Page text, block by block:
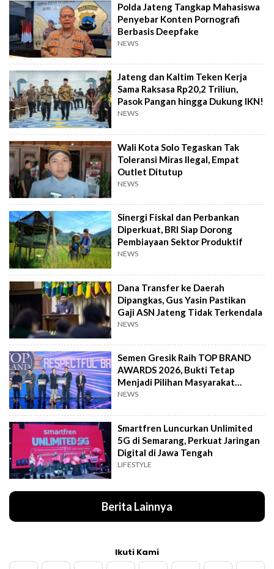
Polda Jateng Tangkap Mahasiswa
Penyebar Konten Pornografi
Berbasis Deepfake
NEWS
Jateng dan Kaltim Teken Kerja
Sama Raksasa Rp20,2 Triliun,
Pasok Pangan hingga Dukung IKN!
NEWS
Wali Kota Solo Tegaskan Tak
Toleransi Miras Ilegal, Empat
Outlet Ditutup
NEWS
Sinergi Fiskal dan Perbankan
Diperkuat, BRI Siap Dorong
Pembiayaan Sektor Produktif
NEWS
Dana Transfer ke Daerah
Dipangkas, Gus Yasin Pastikan
Gaji ASN Jateng Tidak Terkendala
NEWS
Semen Gresik Raih TOP BRAND
AWARDS 2026, Bukti Tetap
Menjadi Pilihan Masyarakat
Indonesia
NEWS
Smartfren Luncurkan Unlimited
5G di Semarang, Perkuat Jaringan
Digital di Jawa Tengah
LIFESTYLE
Berita Lainnya
Ikuti Kami